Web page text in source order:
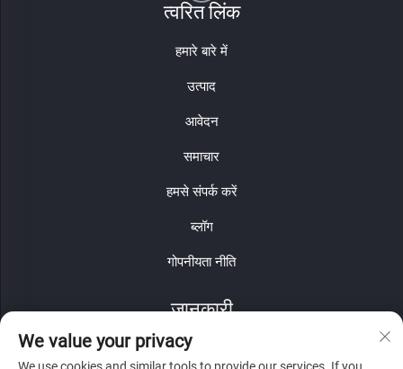
त्वरित लिंक
हमारे बारे में
उत्पाद
आवेदन
समाचार
हमसे संपर्क करें
ब्लॉग
गोपनीयता नीति
जानकारी
हमारे साप्ताहिक न्यूज़लेटर प्राप्त करने के लिए साइन अप करें
We value your privacy